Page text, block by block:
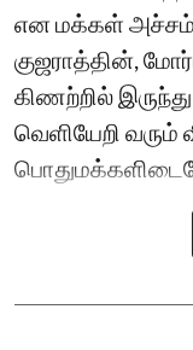
என மக்கள் அச்சம்
குஜராத்தின்,
கிணற்றில்
வெளியேறி வரும்